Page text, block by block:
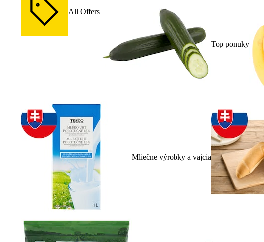
All Offers
Top ponuky
Mliečne výrobky a vajcia